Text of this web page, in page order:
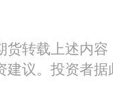
货转载上述内
议。投资者